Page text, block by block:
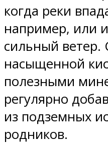
когда реки
например, или
сильный ветер.
насыщенной
полезными
регулярно
из подземных
родников.